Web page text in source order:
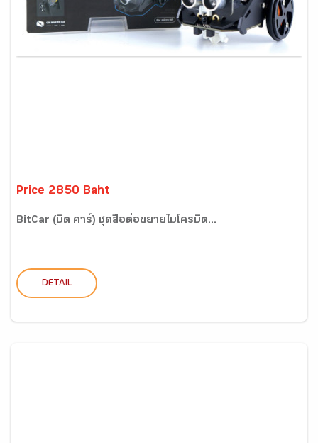
Price 2850 Baht
BitCar (บิต คาร์) ชุดสื่อต่อขยายไมโครบิต...
DETAIL